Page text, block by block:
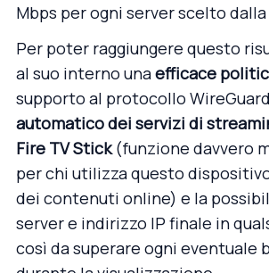
Mbps per ogni server scelto
Per poter raggiungere questo
al suo interno unaefficace
supporto al protocollo
automatico dei servizi di
Fire TV Stick(funzione davvero
per chi utilizza questo
dei contenuti online) e la
server e indirizzo IP finale in
così da superare ogni eventuale